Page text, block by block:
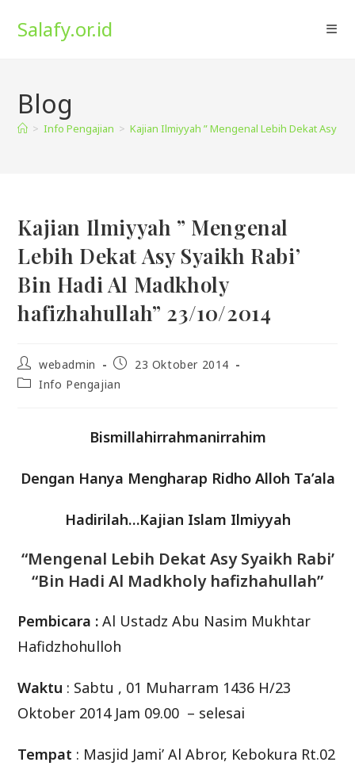
Salafy.or.id
Blog
> Info Pengajian > Kajian Ilmiyyah ” Mengenal Lebih Dekat Asy
Kajian Ilmiyyah ” Mengenal
Lebih Dekat Asy Syaikh Rabi’
Bin Hadi Al Madkholy
hafizhahullah” 23/10/2014
Post
author:
webadmin
Post23 Oktober 2014
PostInfo Pengajian
Bismillahirrahmanirrahim
Dengan Hanya Mengharap Ridho Alloh Ta’ala
Hadirilah…Kajian Islam Ilmiyyah
“Mengenal Lebih Dekat Asy Syaikh Rabi’
“Bin Hadi Al Madkholy hafizhahullah”
Pembicara :Al Ustadz Abu Nasim Mukhtar
Hafidzhohulloh
Waktu : Sabtu , 01 Muharram 1436 H/23
Oktober 2014 Jam 09.00 – selesai
Tempat : Masjid Jami’ Al Abror, Kebokura Rt.02